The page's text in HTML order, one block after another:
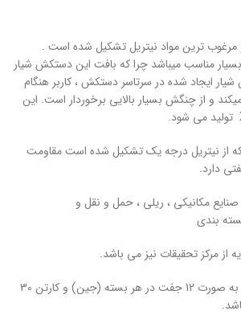
ترین مواد نیتریل تشکیل شده است .
مناسب میباشد چرا که بافت این دستکش شیار
ایجاد شده در سرتاسر دستکش ، کاربر هنگام
و از چنگش بسیار بالایی برخوردار است. این
از نیتریل درجه یک تشکیل شده است مقاومت
دارد.
صنایع مکانیکی ، ریلی ، حمل و نقل و
بندی
از مرکز تحقیقات نیز می باشد.
بسته بندی این محصول به صورت 12 جفت در هر بسته (جین) و کارتن 30